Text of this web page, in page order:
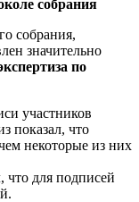
собрания
собрания,
значительно
по
участников
показал, что
некоторые из них
что для подписей